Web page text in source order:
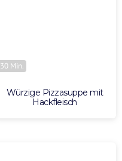
30 Min.
Würzige Pizzasuppe mit
Hackfleisch